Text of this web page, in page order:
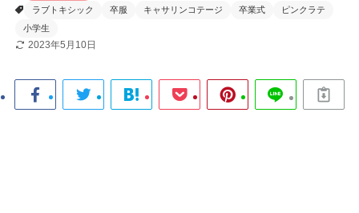
ラブトキシック
卒服 キャサリンコテージ 卒業式
ピンクラテ
小学生
2023年5月10日